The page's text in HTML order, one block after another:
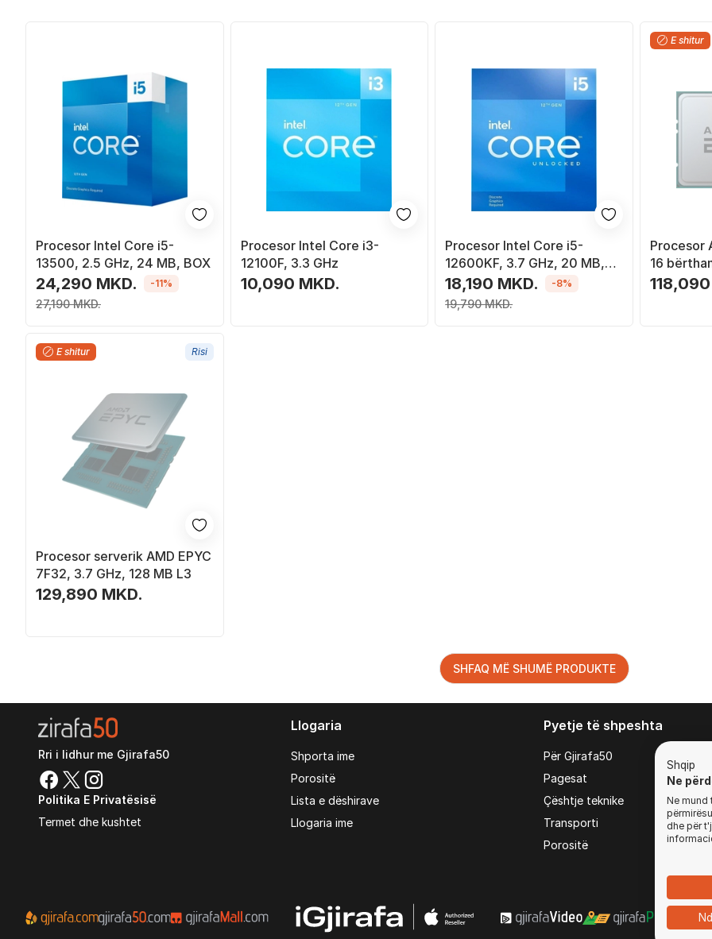
Procesor Intel Core i5-
13500, 2.5 GHz, 24 MB, BOX
24,290 MKD.
27,190 MKD.
-11%
Procesor Intel Core i3-
12100F, 3.3 GHz
10,090 MKD.
Procesor Intel Core i5-
12600KF, 3.7 GHz, 20 MB,
OEM
18,190 MKD.
19,790 MKD.
-8%
E shitur
Procesor
16
MB L3, i
E shitur Risi
Procesor serverik AMD EPYC
7F32, 3.7 GHz, 128 MB L3
129,890 MKD.
SHFAQ MË SHUMË PRODUKTE
Rri i lidhur me Gjirafa50
Politika E Privatësisë
Termet dhe kushtet
Llogaria
Shporta ime
Porositë
Lista e dëshirave
Llogaria ime
Pyetje të shpeshta
Për Gjirafa50
Pagesat
Çështje teknike
Transporti
Porositë
Shqip
Ne
Ne mund
dhe për